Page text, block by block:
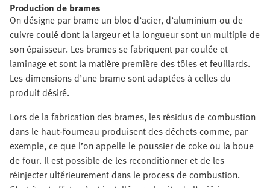
Production de brames
On désigne par brame un bloc d’acier, d’aluminium ou de
cuivre coulé dont la largeur et la longueur sont un multiple de
son épaisseur. Les brames se fabriquent par coulée et
laminage et sont la matière première des tôles et feuillards.
Les dimensions d’une brame sont adaptées à celles du
produit désiré.
Lors de la fabrication des brames, les résidus de combustion
dans le haut-fourneau produisent des déchets comme, par
exemple, ce que l’on appelle le poussier de coke ou la boue
de four. Il est possible de les reconditionner et de les
réinjecter ultérieurement dans le process de combustion.